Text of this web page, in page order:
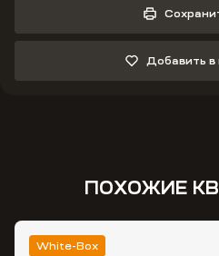
Добавить в
ПОХОЖИЕ
White-Box